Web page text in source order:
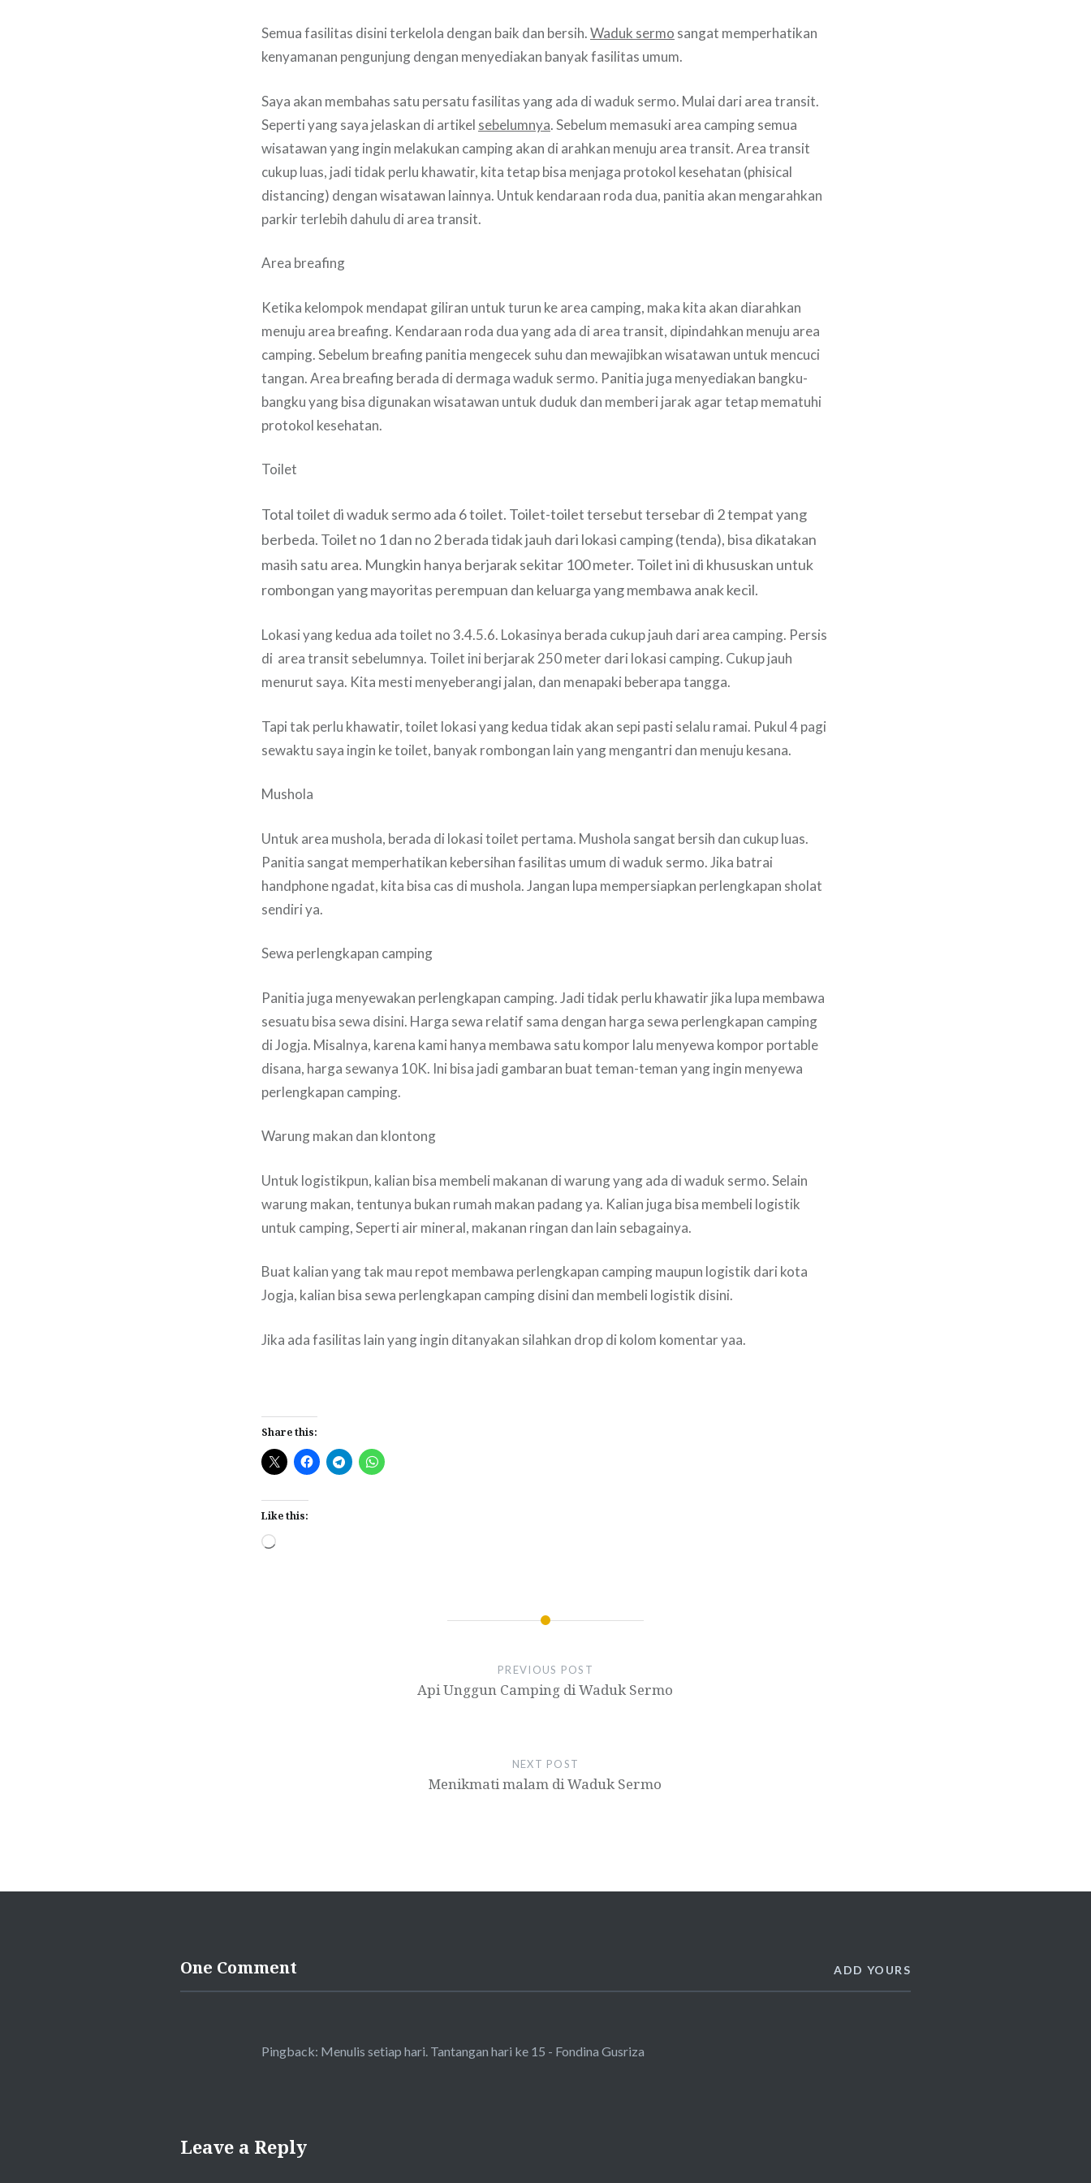
Semua fasilitas disini terkelola dengan baik dan bersih.Waduk sermo sangat memperhatikan
kenyamanan pengunjung dengan menyediakan banyak fasilitas umum.
Saya akan membahas satu persatu fasilitas yang ada di waduk sermo. Mulai dari area transit.
Seperti yang saya jelaskan di artikel sebelumnya. Sebelum memasuki area camping semua
wisatawan yang ingin melakukan camping akan di arahkan menuju area transit. Area transit
cukup luas, jadi tidak perlu khawatir, kita tetap bisa menjaga protokol kesehatan (phisical
distancing) dengan wisatawan lainnya. Untuk kendaraan roda dua, panitia akan mengarahkan
parkir terlebih dahulu di area transit.
Area breafing
Ketika kelompok mendapat giliran untuk turun ke area camping, maka kita akan diarahkan
menuju area breafing. Kendaraan roda dua yang ada di area transit, dipindahkan menuju area
camping. Sebelum breafing panitia mengecek suhu dan mewajibkan wisatawan untuk mencuci
tangan. Area breafing berada di dermaga waduk sermo. Panitia juga menyediakan bangku-
bangku yang bisa digunakan wisatawan untuk duduk dan memberi jarak agar tetap mematuhi
protokol kesehatan.
Toilet
Total toilet di waduk sermo ada 6 toilet. Toilet-toilet tersebut tersebar di 2 tempat yang
berbeda. Toilet no 1 dan no 2 berada tidak jauh dari lokasi camping (tenda), bisa dikatakan
masih satu area. Mungkin hanya berjarak sekitar 100 meter. Toilet ini di khususkan untuk
rombongan yang mayoritas perempuan dan keluarga yang membawa anak kecil.
Lokasi yang kedua ada toilet no 3.4.5.6. Lokasinya berada cukup jauh dari area camping. Persis
di area transit sebelumnya. Toilet ini berjarak 250 meter dari lokasi camping. Cukup jauh
menurut saya. Kita mesti menyeberangi jalan, dan menapaki beberapa tangga.
Tapi tak perlu khawatir, toilet lokasi yang kedua tidak akan sepi pasti selalu ramai. Pukul 4 pagi
sewaktu saya ingin ke toilet, banyak rombongan lain yang mengantri dan menuju kesana.
Mushola
Untuk area mushola, berada di lokasi toilet pertama. Mushola sangat bersih dan cukup luas.
Panitia sangat memperhatikan kebersihan fasilitas umum di waduk sermo. Jika batrai
handphone ngadat, kita bisa cas di mushola. Jangan lupa mempersiapkan perlengkapan sholat
sendiri ya.
Sewa perlengkapan camping
Panitia juga menyewakan perlengkapan camping. Jadi tidak perlu khawatir jika lupa membawa
sesuatu bisa sewa disini. Harga sewa relatif sama dengan harga sewa perlengkapan camping
di Jogja. Misalnya, karena kami hanya membawa satu kompor lalu menyewa kompor portable
disana, harga sewanya 10K. Ini bisa jadi gambaran buat teman-teman yang ingin menyewa
perlengkapan camping.
Warung makan dan klontong
Untuk logistikpun, kalian bisa membeli makanan di warung yang ada di waduk sermo. Selain
warung makan, tentunya bukan rumah makan padang ya. Kalian juga bisa membeli logistik
untuk camping, Seperti air mineral, makanan ringan dan lain sebagainya.
Buat kalian yang tak mau repot membawa perlengkapan camping maupun logistik dari kota
Jogja, kalian bisa sewa perlengkapan camping disini dan membeli logistik disini.
Jika ada fasilitas lain yang ingin ditanyakan silahkan drop di kolom komentar yaa.
Share this:
Like this:
Loading…
PREVIOUS POST
Api Unggun Camping di Waduk Sermo
NEXT POST
Menikmati malam di Waduk Sermo
One Comment ADD YOURS
Pingback: Menulis setiap hari. Tantangan hari ke 15 - Fondina Gusriza
Leave a Reply